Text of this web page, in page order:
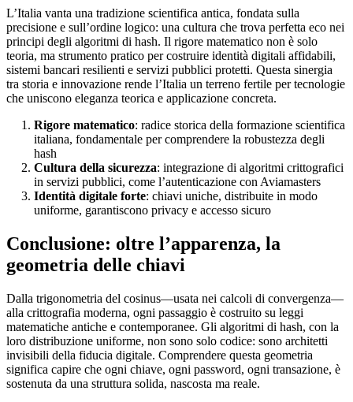
L’Italia vanta una tradizione scientifica antica, fondata sulla
precisione e sull’ordine logico: una cultura che trova perfetta eco nei
principi degli algoritmi di hash. Il rigore matematico non è solo
teoria, ma strumento pratico per costruire identità digitali affidabili,
sistemi bancari resilienti e servizi pubblici protetti. Questa sinergia
tra storia e innovazione rende l’Italia un terreno fertile per tecnologie
che uniscono eleganza teorica e applicazione concreta.
Rigore matematico: radice storica della formazione scientifica
italiana, fondamentale per comprendere la robustezza degli
hash
Cultura della sicurezza: integrazione di algoritmi crittografici
in servizi pubblici, come l’autenticazione con Aviamasters
Identità digitale forte: chiavi uniche, distribuite in modo
uniforme, garantiscono privacy e accesso sicuro
Conclusione: oltre l’apparenza, la
geometria delle chiavi
Dalla trigonometria del cosinus—usata nei calcoli di convergenza—
alla crittografia moderna, ogni passaggio è costruito su leggi
matematiche antiche e contemporanee. Gli algoritmi di hash, con la
loro distribuzione uniforme, non sono solo codice: sono architetti
invisibili della fiducia digitale. Comprendere questa geometria
significa capire che ogni chiave, ogni password, ogni transazione, è
sostenuta da una struttura solida, nascosta ma reale.